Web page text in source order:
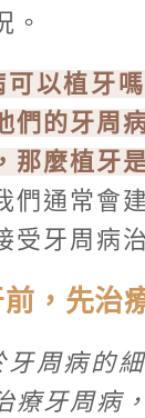
。
可以植牙
們的牙周
那麼植牙
們通常會
受牙周病
，先治
牙周病的
療牙周病